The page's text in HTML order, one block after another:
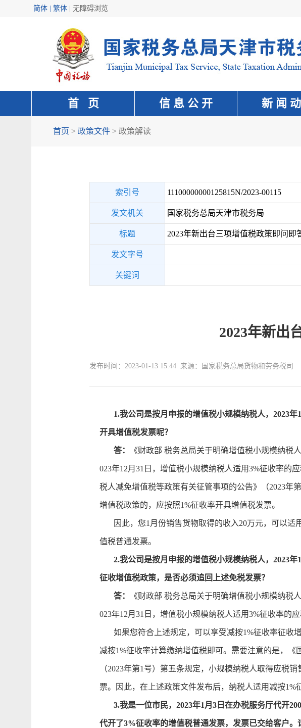
简体 | 繁体 无障碍浏览
首 页 信 息 公 开 新 闻
首页 > 政策文件 > 政策解读
索引号 11100000000125815N/2023-00115
发文机关 国家税务总局天津市税务局
标题 2023年新出台三项增值税政策即问即
发文字号
关键词
2023年新出
发布时间：2023-01-13 15:44 来源：国家税务总局货物和劳务税司
1.我公司是按月申报的增值税小规模纳税人，2023
开具增值税发票呢？
答： 《财政部 税务总局关于明确增值税小规模纳税
023年12月31日，增值税小规模纳税人适用3%征收率的
税人减免增值税等政策有关征管事项的公告》（2023年
增值税政策的，应按照1%征收率开具增值税发票。
因此，您1月份销售货物取得的收入20万元，可以适
值税普通发票。
2.我公司是按月申报的增值税小规模纳税人，2023
征收增值税政策，是否必须追回上述免税发票？
答： 《财政部 税务总局关于明确增值税小规模纳税
023年12月31日，增值税小规模纳税人适用3%征收率的
如果您符合上述规定，可以享受减按1%征收率征收
减按1%征收率计算缴纳增值税即可。需要注意的是，
（2023年第1号）第五条规定，小规模纳税人取得应税
票。因此，在上述政策文件发布后，纳税人适用减按1%
3.我是一位市民，2023年1月3日在办税服务厅代开
代开了3%征收率的增值税普通发票，发票已交给客户